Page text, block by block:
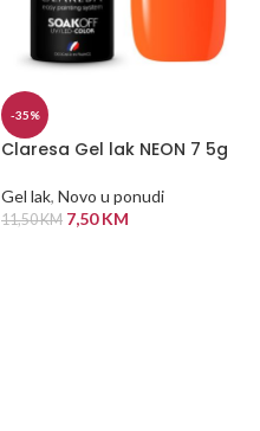
-35%
Claresa Gel lak NEON 7 5g
Gel lak, Novo u ponudi
11,50KM 7,50KM